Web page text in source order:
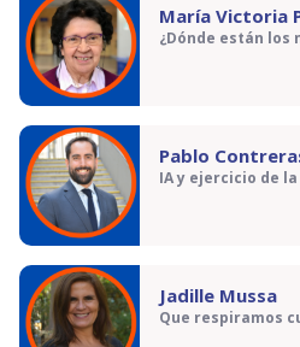
María Victoria
¿Dónde están los
Pablo
IA y ejercicio de
Jadille Mussa
Que respiramos